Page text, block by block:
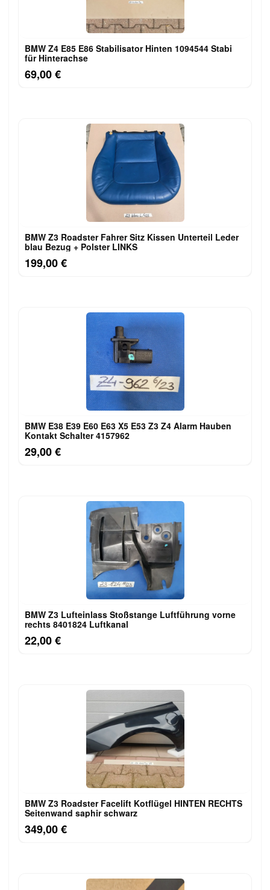
BMW Z4 E85 E86 Stabilisator Hinten 1094544 Stabi
für Hinterachse
69,00 €
BMW Z3 Roadster Fahrer Sitz Kissen Unterteil Leder
blau Bezug + Polster LINKS
199,00 €
BMW E38 E39 E60 E63 X5 E53 Z3 Z4 Alarm Hauben
Kontakt Schalter 4157962
29,00 €
BMW Z3 Lufteinlass Stoßstange Luftführung vorne
rechts 8401824 Luftkanal
22,00 €
BMW Z3 Roadster Facelift Kotflügel HINTEN RECHTS
Seitenwand saphir schwarz
349,00 €